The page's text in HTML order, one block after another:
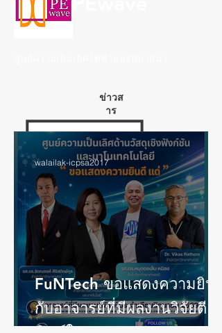
ข่าวส
าร
FuNTech ขอแสดงความยินดี
กับอาจารย์ที่มีผลงานวิจัยตี
walailak-icpsa2017